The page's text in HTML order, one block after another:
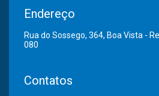
Endereço
Rua do Sossego, 364, Boa Vista -
080
Contatos